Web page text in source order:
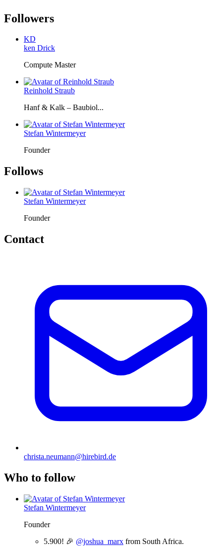
Followers
KD
ken Drick
Compute Master
Reinhold Straub
Hanf & Kalk – Baubiol...
Stefan Wintermeyer
Founder
Follows
Stefan Wintermeyer
Founder
Contact
christa.neumann@hirebird.de
Who to follow
Stefan Wintermeyer
Founder
5.900! 🎉 @joshua_marx from South Africa.